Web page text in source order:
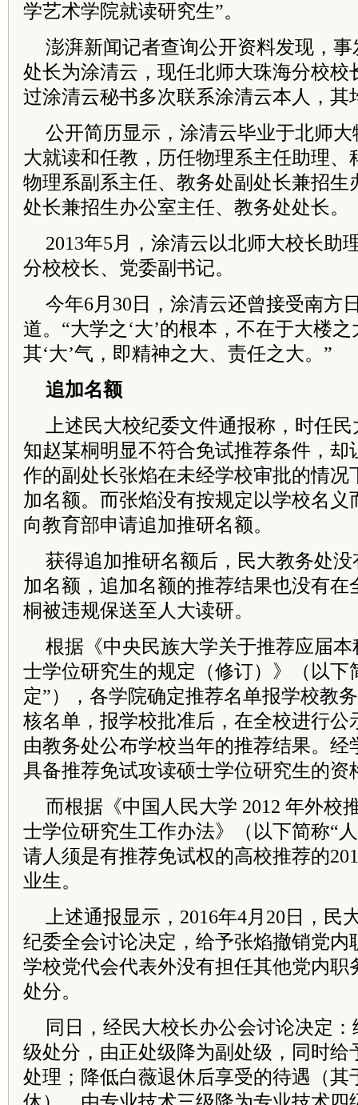
学艺术学院就读研究生”。
澎湃新闻记者查询公开资料发现，
处长为涂清云，现任北师大珠海分校校
过涂清云秘书多次联系涂清云本人，其
公开简历显示，涂清云毕业于北师
大就读和任教，历任物理系主任助理、
物理系副系主任、教务处副处长兼招生
处长兼招生办公室主任、教务处处长。
2013年5月，涂清云以北师大校长助
分校校长、党委副书记。
今年6月30日，涂清云还曾接受南方
道。“大学之‘大’的根本，不在于大楼
其‘大’气，即精神之大、责任之大。”
追加名额
上述民大校纪委文件通报称，时任
知赵某桐明显不符合免试推荐条件，却
作的副处长张焰在未经学校审批的情况
加名额。而张焰没有按规定以学校名义
向教育部申请追加推研名额。
获得追加推研名额后，民大教务处
加名额，追加名额的推荐结果也没有在
桐被违规保送至人大读研。
根据《中央民族大学关于推荐应届
士学位研究生的规定（修订）》（以下
定”），各学院确定推荐名单报学校教
核名单，报学校批准后，在全校进行公
由教务处公布学校当年的推荐结果。经
具备推荐免试攻读硕士学位研究生的资
而根据《中国人民大学 2012 年外校
士学位研究生工作办法》（以下简称“
请人须是有推荐免试权的高校推荐的
业生。
上述通报显示，2016年4月20日，民
纪委全会讨论决定，给予张焰撤销党内
学校党代会代表外没有担任其他党内职
处分。
同日，经民大校长办公会讨论决定
级处分，由正处级降为副处级，同时给
处理；降低白薇退休后享受的待遇（其